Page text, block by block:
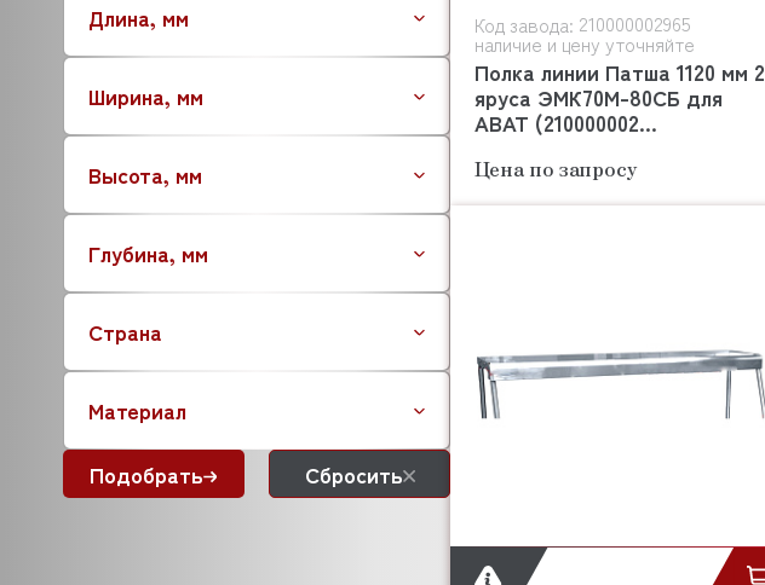
Длина, мм
Ширина, мм
Высота, мм
Глубина, мм
Страна
Материал
Подобрать Сбросить
Код завода: 210000002965
наличие и цену уточняйте
Полка линии Патша 1120 мм 2
яруса ЭМК70М-80СБ для
АВАТ (210000002...
Цена по запросу